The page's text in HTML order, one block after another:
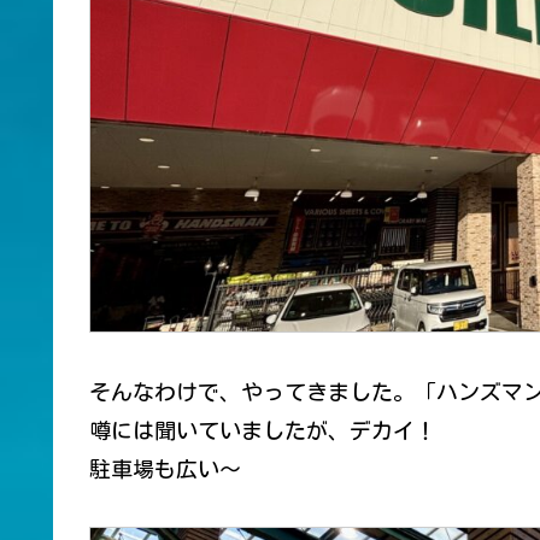
そんなわけで、やってきました。「ハンズマ
噂には聞いていましたが、デカイ！
駐車場も広い〜